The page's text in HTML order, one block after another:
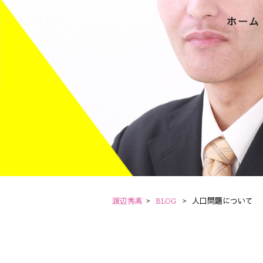
ホーム
渡辺秀高 > BLOG > 人口問題について